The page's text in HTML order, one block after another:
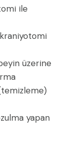
ile
üzerine
yapan